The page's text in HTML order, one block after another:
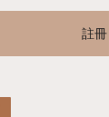
註冊